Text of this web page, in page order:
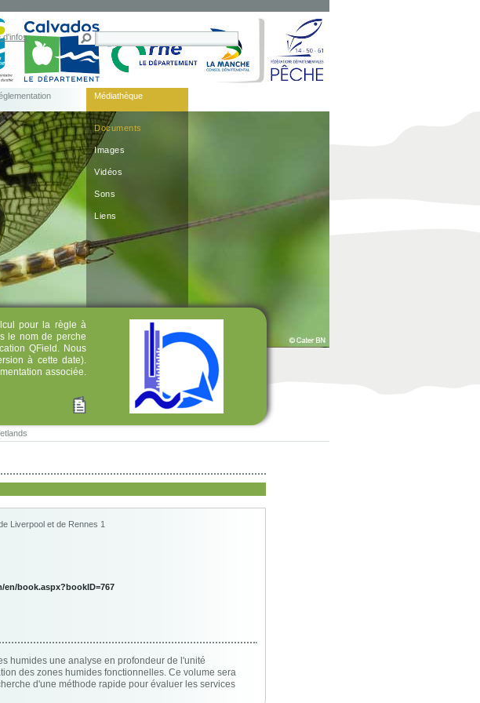
d'infos
Médiathèque
Documents
Images
Vidéos
Sons
Liens
pour la règle à
le nom de perche
QField. Nous
à cette date).
associée.
Liverpool et de Rennes 1
book.aspx?bookID=767
humides une analyse en profondeur de l'unité
des zones humides fonctionnelles. Ce volume sera
d'une méthode rapide pour évaluer les services